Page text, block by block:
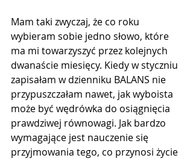
Mam taki zwyczaj, że co roku
wybieram sobie jedno słowo, które
ma mi towarzyszyć przez kolejnych
dwanaście miesięcy. Kiedy w styczniu
zapisałam w dzienniku BALANS nie
przypuszczałam nawet, jak wyboista
może być wędrówka do osiągnięcia
prawdziwej równowagi. Jak bardzo
wymagające jest nauczenie się
przyjmowania tego, co przynosi życie